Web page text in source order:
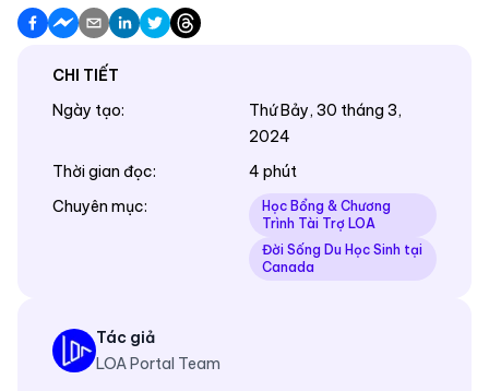
CHI TIẾT
Ngày tạo:
Thứ Bảy, 30 tháng 3,
2024
Thời gian đọc:
4 phút
Chuyên mục:
Học Bổng & Chương
Trình Tài Trợ LOA
Đời Sống Du Học Sinh tại
Canada
Tác giả
LOA Portal Team